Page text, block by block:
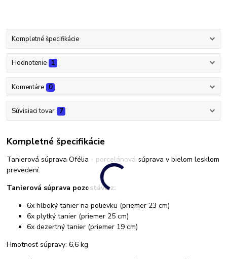
Kompletné špecifikácie
Hodnotenie 1
Komentáre 0
Súvisiaci tovar 7
Kompletné špecifikácie
Tanierová súprava Ofélia - porcelánová súprava v bielom lesklom
prevedení.
Tanierová súprava pozostáva z:
6x hlboký tanier na polievku (priemer 23 cm)
6x plytký tanier (priemer 25 cm)
6x dezertný tanier (priemer 19 cm)
Hmotnosť súpravy: 6,6 kg